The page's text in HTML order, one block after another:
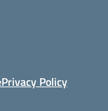
Privacy Policy